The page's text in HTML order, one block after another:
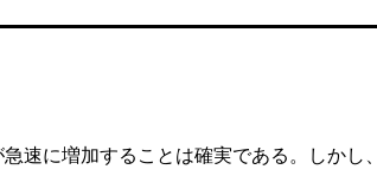
速に増加することは確実である。しかし